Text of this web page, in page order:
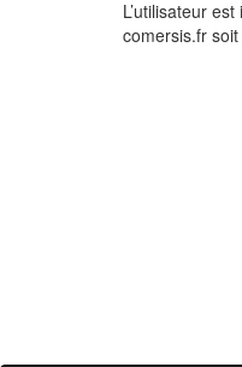
L’utilisateur
comersis.fr